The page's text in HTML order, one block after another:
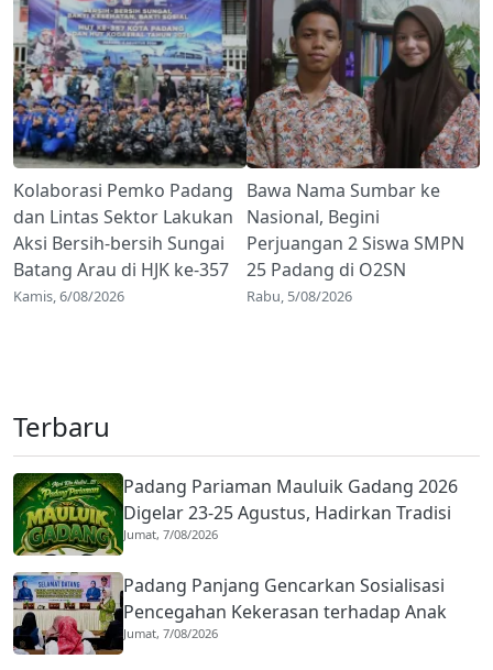
Kolaborasi Pemko Padang
dan Lintas Sektor Lakukan
Aksi Bersih-bersih Sungai
Batang Arau di HJK ke-357
Kamis, 6/08/2026
Bawa Nama Sumbar ke
Nasional, Begini
Perjuangan 2 Siswa SMPN
25 Padang di O2SN
Rabu, 5/08/2026
Terbaru
Padang Pariaman Mauluik Gadang 2026
Digelar 23-25 Agustus, Hadirkan Tradisi
Islam dan Budaya Minangkabau
Jumat, 7/08/2026
Padang Panjang Gencarkan Sosialisasi
Pencegahan Kekerasan terhadap Anak
dan Perkawinan Anak
Jumat, 7/08/2026